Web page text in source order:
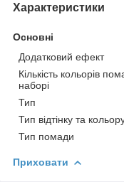
Характеристики
Основні
Додатковий ефект
Кількість кольорів
наборі
Тип
Тип відтінку та
Тип помади
Приховати